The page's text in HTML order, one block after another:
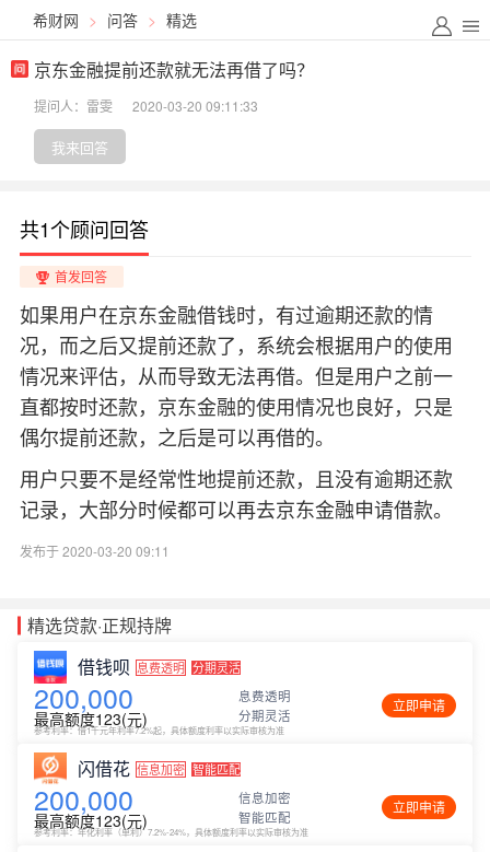
希财网 > 问答 > 精选
京东金融提前还款就无法再借了吗？
提问人：雷雯 2020-03-20 09:11:33
我来回答
共1个顾问回答
首发回答
如果用户在京东金融借钱时，有过逾期还款的情
况，而之后又提前还款了，系统会根据用户的使用
情况来评估，从而导致无法再借。但是用户之前一
直都按时还款，京东金融的使用情况也良好，只是
偶尔提前还款，之后是可以再借的。
用户只要不是经常性地提前还款，且没有逾期还款
记录，大部分时候都可以再去京东金融申请借款。
发布于 2020-03-20 09:11
精选贷款·正规持牌
借钱呗 息费透明 分期灵活
200,000
最高额度123(元)
息费透明
分期灵活
立即申请
参考利率：借1千元年利率7.2%起，具体额度利率以实际审核为准
闪借花 信息加密 智能匹配
200,000
最高额度123(元)
信息加密
智能匹配
立即申请
参考利率：年化利率（单利）7.2%-24%，具体额度利率以实际审核为准